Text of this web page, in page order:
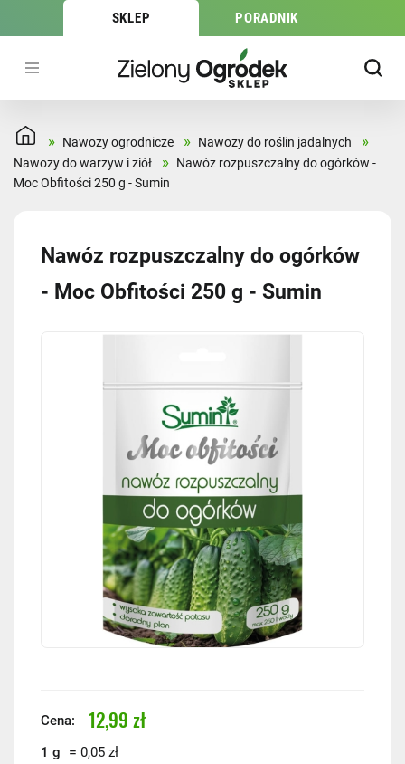
SKLEP PORADNIK
» Nawozy ogrodnicze » Nawozy do roślin jadalnych »
Nawozy do warzyw i ziół » Nawóz rozpuszczalny do ogórków -
Moc Obfitości 250 g - Sumin
Nawóz rozpuszczalny do ogórków
- Moc Obfitości 250 g - Sumin
Cena: 12,99 zł
1 g = 0,05 zł